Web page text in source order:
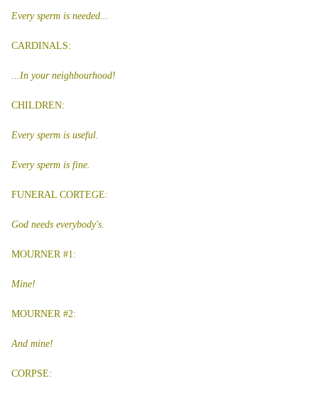
Every sperm is needed...
CARDINALS:
...In your neighbourhood!
CHILDREN:
Every sperm is useful.
Every sperm is fine.
FUNERAL CORTEGE:
God needs everybody's.
MOURNER #1:
Mine!
MOURNER #2:
And mine!
CORPSE: